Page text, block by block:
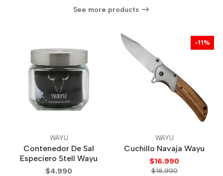
See more products
WAYU
Contenedor De Sal
Especiero Stell Wayu
$4.990
-11%
WAYU
Cuchillo Navaja Wayu
$16.990
$18.990